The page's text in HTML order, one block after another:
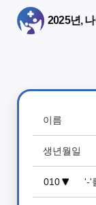
2025년,